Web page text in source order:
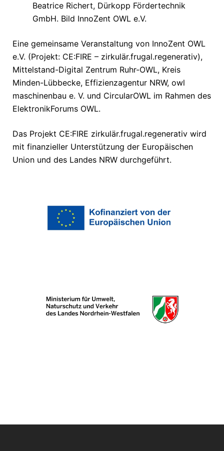
Beatrice Richert, Dürkopp Fördertechnik
GmbH. Bild InnoZent OWL e.V.
Eine gemeinsame Veranstaltung von InnoZent OWL
e.V. (Projekt: CE:FIRE – zirkulär.frugal.regenerativ),
Mittelstand-Digital Zentrum Ruhr-OWL, Kreis
Minden-Lübbecke, Effizienzagentur NRW, owl
maschinenbau e. V. und CircularOWL im Rahmen des
ElektronikForums OWL.
Das Projekt CE:FIRE zirkulär.frugal.regenerativ wird
mit finanzieller Unterstützung der Europäischen
Union und des Landes NRW durchgeführt.